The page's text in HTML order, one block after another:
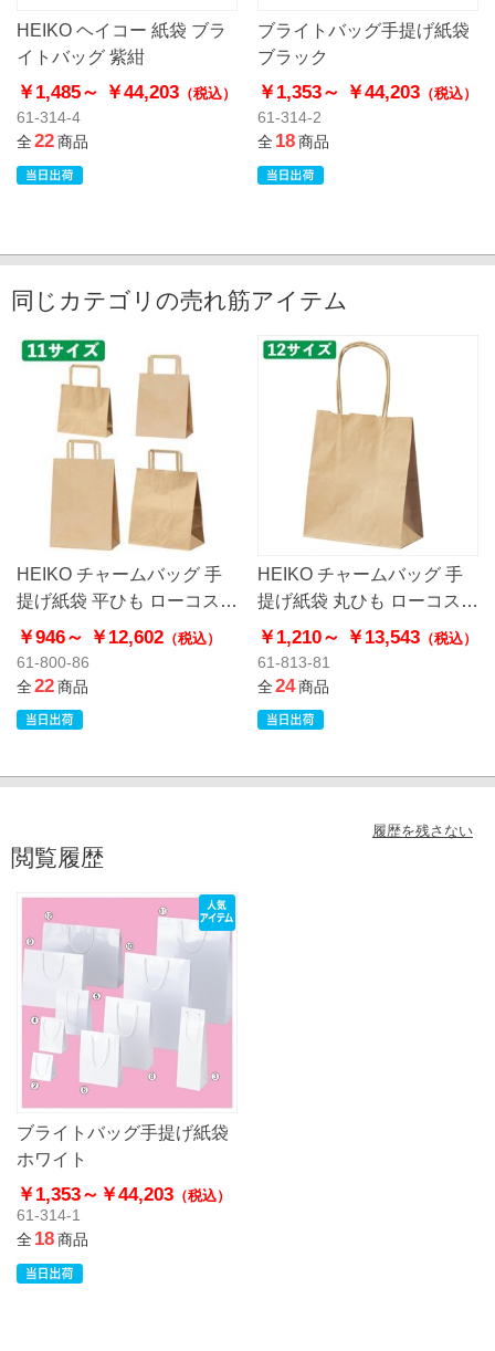
HEIKO ヘイコー 紙袋 ブラ
イトバッグ 紫紺
￥1,485～ ￥44,203 （税込）
61-314-4
全22商品
ブライトバッグ手提げ紙袋
ブラック
￥1,353～ ￥44,203（税込）
61-314-2
全18商品
同じカテゴリの売れ筋アイテム
HEIKO チャームバッグ 手
提げ紙袋 平ひも ローコスト
タイプ 茶無地
￥946～ ￥12,602 （税込）
61-800-86
全22商品
HEIKO チャームバッグ 手
提げ紙袋 丸ひも ローコスト
タイプ 茶無地
￥1,210～ ￥13,543（税込）
61-813-81
全24商品
履歴を残さない
閲覧履歴
ブライトバッグ手提げ紙袋
ホワイト
￥1,353～ ￥44,203 （税込）
61-314-1
全18商品